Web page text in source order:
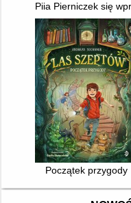
Piia Pierniczek się
Początek przygody